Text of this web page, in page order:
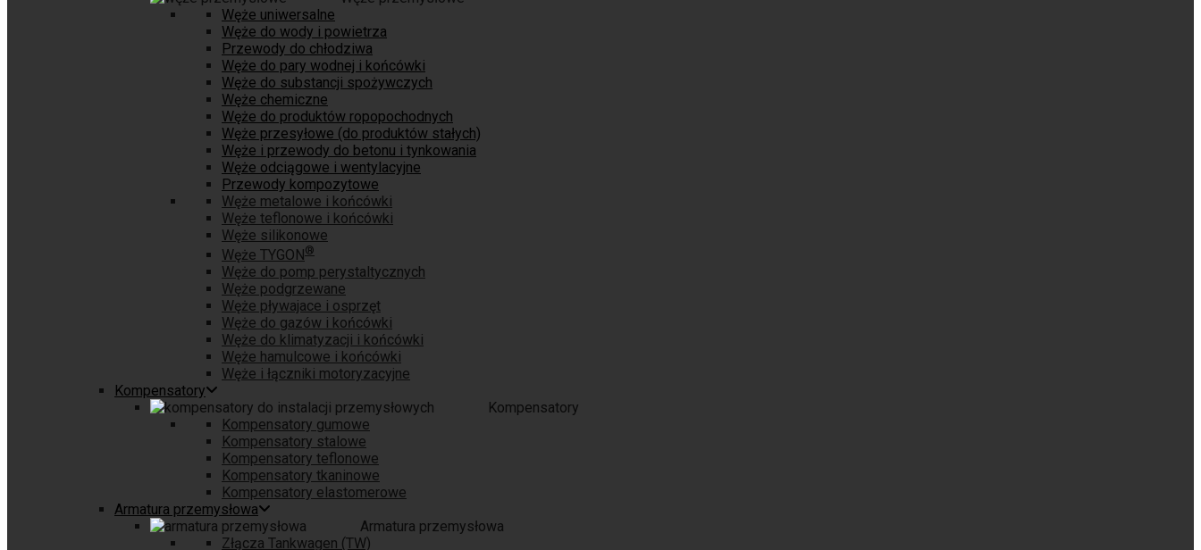
Węże uniwersalne
Węże do wody i powietrza
Przewody do chłodziwa
Węże do pary wodnej i końcówki
Węże do substancji spożywczych
Węże chemiczne
Węże do produktów ropopochodnych
Węże przesyłowe (do produktów stałych)
Węże i przewody do betonu i tynkowania
Węże odciągowe i wentylacyjne
Przewody kompozytowe
Węże metalowe i końcówki
Węże teflonowe i końcówki
Węże silikonowe
Węże TYGON®
Węże do pomp perystaltycznych
Węże podgrzewane
Węże pływajace i osprzęt
Węże do gazów i końcówki
Węże do klimatyzacji i końcówki
Węże hamulcowe i końcówki
Węże i łączniki motoryzacyjne
Kompensatory
Kompensatory
Kompensatory gumowe
Kompensatory stalowe
Kompensatory teflonowe
Kompensatory tkaninowe
Kompensatory elastomerowe
Armatura przemysłowa
Armatura przemysłowa
Złącza Tankwagen (TW)